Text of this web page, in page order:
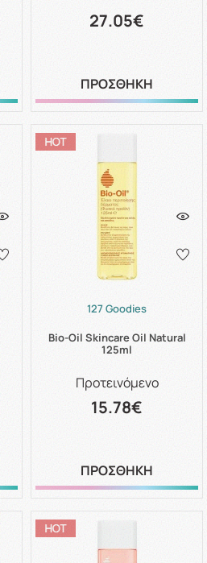
27.05€
ΠΡΟΣΘΗΚΗ
127 Goodies
Bio-Oil Skincare Oil Natural
125ml
Προτεινόμενο
15.78€
ΠΡΟΣΘΗΚΗ